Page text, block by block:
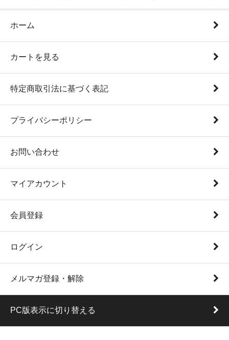
ホーム
カートを見る
特定商取引法に基づく表記
プライバシーポリシー
お問い合わせ
マイアカウント
会員登録
ログイン
メルマガ登録・解除
PC版表示に切り替える